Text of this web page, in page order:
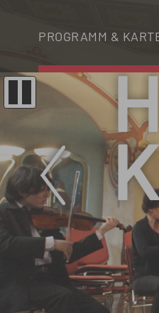
PROGRAMM &